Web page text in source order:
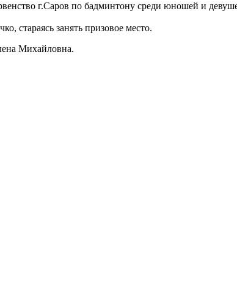
г.Саров по бадминтону среди юношей и
стараясь занять призовое место.
Михайловна.